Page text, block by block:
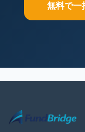
無料で一